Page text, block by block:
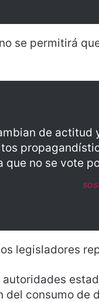
se permitirá
de actitud
que no se vote
legisladores
autoridades
del consumo de